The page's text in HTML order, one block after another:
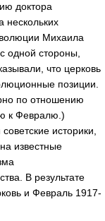
доктора
нескольких
Михаила
одной стороны,
что церковь
позиции.
по отношению
к Февралю.)
историки,
известные
В результате
и Февраль 1917-